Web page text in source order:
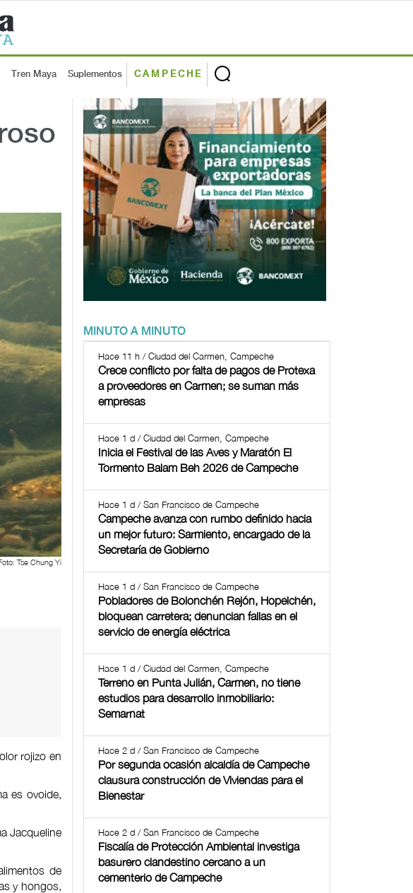
Tren Maya Suplementos CAMPECHE
Tse Chung Yi
rojizo en
es ovoide,
Jacqueline
de
y hongos,
MINUTO A MINUTO
Hace 11 h / Ciudad del Carmen, Campeche
Crece conflicto por falta de pagos de Protexa
a proveedores en Carmen; se suman más
empresas
Hace 1 d / Ciudad del Carmen, Campeche
Inicia el Festival de las Aves y Maratón El
Tormento Balam Beh 2026 de Campeche
Hace 1 d / San Francisco de Campeche
Campeche avanza con rumbo definido hacia
un mejor futuro: Sarmiento, encargado de la
Secretaría de Gobierno
Hace 1 d / San Francisco de Campeche
Pobladores de Bolonchén Rejón, Hopelchén,
bloquean carretera; denuncian fallas en el
servicio de energía eléctrica
Hace 1 d / Ciudad del Carmen, Campeche
Terreno en Punta Julián, Carmen, no tiene
estudios para desarrollo inmobiliario:
Semarnat
Hace 2 d / San Francisco de Campeche
Por segunda ocasión alcaldía de Campeche
clausura construcción de Viviendas para el
Bienestar
Hace 2 d / San Francisco de Campeche
Fiscalía de Protección Ambiental investiga
basurero clandestino cercano a un
cementerio de Campeche